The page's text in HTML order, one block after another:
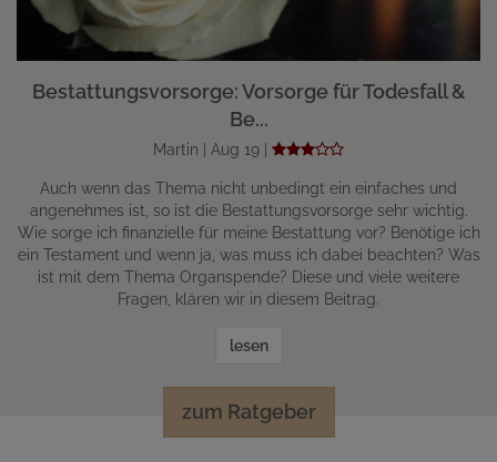
Bestattungsvorsorge: Vorsorge für Todesfall &
Be...
Martin | Aug 19 |
Auch wenn das Thema nicht unbedingt ein einfaches und
angenehmes ist, so ist die Bestattungsvorsorge sehr wichtig.
Wie sorge ich finanzielle für meine Bestattung vor? Benötige ich
ein Testament und wenn ja, was muss ich dabei beachten? Was
ist mit dem Thema Organspende? Diese und viele weitere
Fragen, klären wir in diesem Beitrag.
lesen
zum Ratgeber